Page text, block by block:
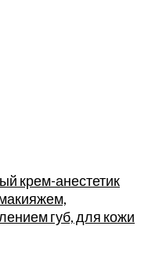
крем-анестетик
губ, для кожи